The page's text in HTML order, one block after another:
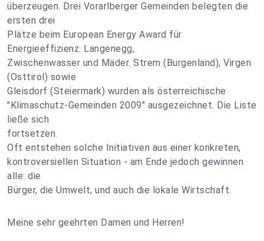
überzeugen. Drei Vorarlberger Gemeinden belegten die
ersten drei
Plätze beim European Energy Award für
Energieeffizienz: Langenegg,
Zwischenwasser und Mäder. Strem (Burgenland), Virgen
(Osttirol) sowie
Gleisdorf (Steiermark) wurden als österreichische
"Klimaschutz-Gemeinden 2009" ausgezeichnet. Die Liste
ließe sich
fortsetzen.
Oft entstehen solche Initiativen aus einer konkreten,
kontroversiellen Situation - am Ende jedoch gewinnen
alle: die
Bürger, die Umwelt, und auch die lokale Wirtschaft.
Meine sehr geehrten Damen und Herren!